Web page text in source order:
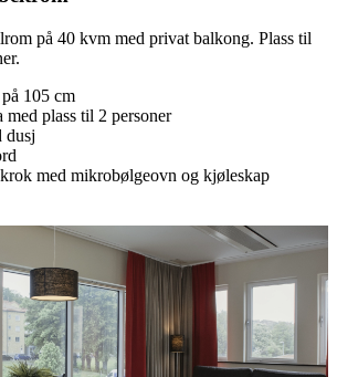
på 40 kvm med privat balkong. Plass til
105 cm
med plass til 2 personer
dusj
med mikrobølgeovn og kjøleskap